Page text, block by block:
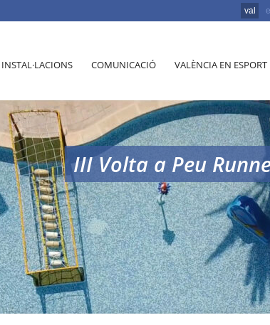
val
INSTAL·LACIONS COMUNICACIÓ VALÈNCIA EN ESPORT
III Volta a Peu